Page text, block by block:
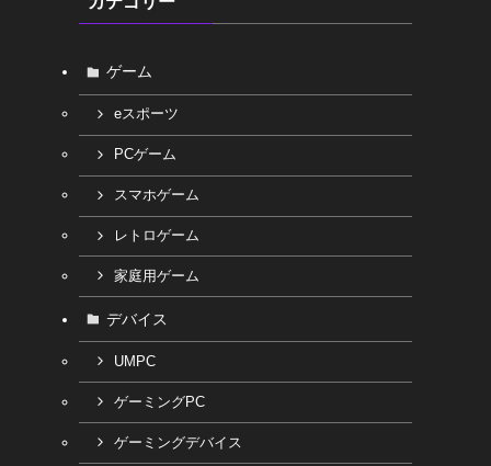
ゲーム
eスポーツ
PCゲーム
スマホゲーム
レトロゲーム
家庭用ゲーム
デバイス
UMPC
ゲーミングPC
ゲーミングデバイス